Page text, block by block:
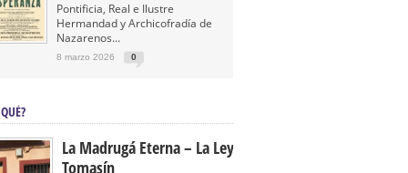
Pontificia, Real e Ilustre
Hermandad y Archicofradía de
Nazarenos...
8 marzo 2026 0
La Madrugá Eterna – La Leyenda De
Tomasín